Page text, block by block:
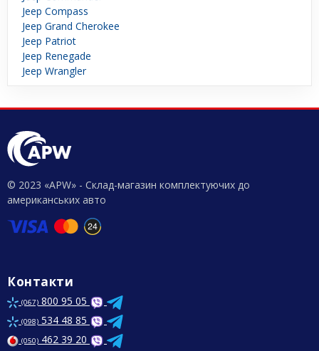
Jeep Compass
Jeep Grand Cherokee
Jeep Patriot
Jeep Renegade
Jeep Wrangler
© 2023 «APW» - Склад-магазин комплектуючих до
американських авто
Контакти
(067) 800 95 05
(098) 534 48 85
(050) 462 39 20